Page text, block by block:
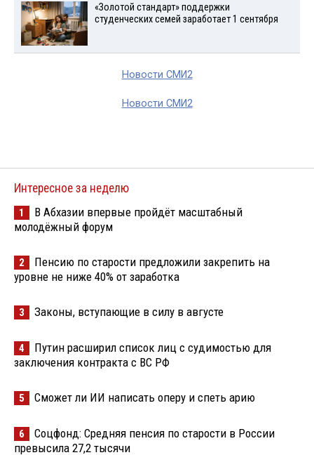
«Золотой стандарт» поддержки
студенческих семей заработает 1 сентября
Новости СМИ2
Новости СМИ2
Интересное за неделю
1
В Абхазии впервые пройдёт масштабный
молодёжный форум
2
Пенсию по старости предложили закрепить на
уровне не ниже 40% от заработка
3 Законы, вступающие в силу в августе
4
Путин расширил список лиц с судимостью для
заключения контракта с ВС РФ
5 Сможет ли ИИ написать оперу и спеть арию
6
Соцфонд: Средняя пенсия по старости в России
превысила 27,2 тысячи